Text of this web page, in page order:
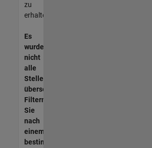
zu
erhalten.
Es
wurden
nicht
alle
Stellen
übersetzt.
Filtern
Sie
nach
einem
bestimmten